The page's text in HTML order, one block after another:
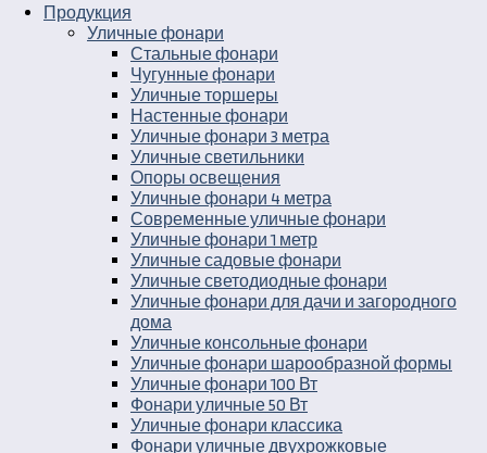
Продукция
Уличные фонари
Стальные фонари
Чугунные фонари
Уличные торшеры
Настенные фонари
Уличные фонари 3 метра
Уличные светильники
Опоры освещения
Уличные фонари 4 метра
Современные уличные фонари
Уличные фонари 1 метр
Уличные садовые фонари
Уличные светодиодные фонари
Уличные фонари для дачи и загородного
дома
Уличные консольные фонари
Уличные фонари шарообразной формы
Уличные фонари 100 Вт
Фонари уличные 50 Вт
Уличные фонари классика
Фонари уличные двухрожковые